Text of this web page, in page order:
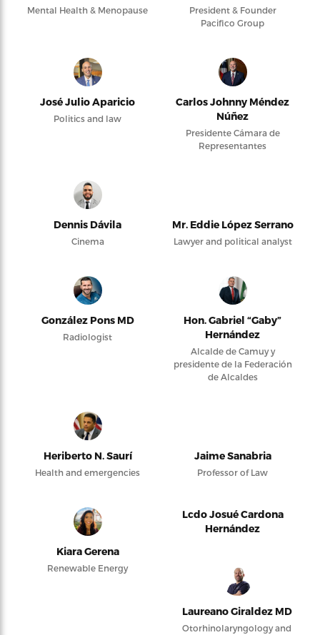
Mental Health & Menopause
President & Founder
Pacifico Group
José Julio Aparicio
Politics and law
Carlos Johnny Méndez
Núñez
Presidente Cámara de
Representantes
Dennis Dávila
Cinema
Mr. Eddie López Serrano
Lawyer and political analyst
González Pons MD
Radiologist
Hon. Gabriel “Gaby”
Hernández
Alcalde de Camuy y
presidente de la Federación
de Alcaldes
Heriberto N. Saurí
Health and emergencies
Jaime Sanabria
Professor of Law
Kiara Gerena
Renewable Energy
Lcdo Josué Cardona
Hernández
Laureano Giraldez MD
Otorhinolaryngology and